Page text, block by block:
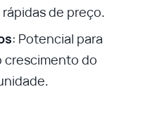
de preço.
: Potencial para
crescimento do